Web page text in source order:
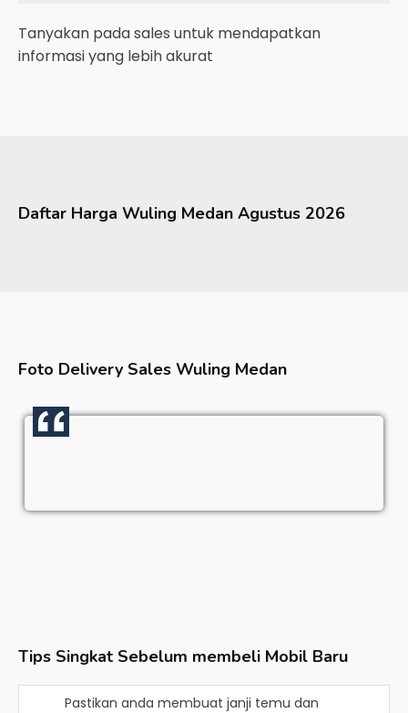
Tanyakan pada sales untuk mendapatkan
informasi yang lebih akurat
Daftar Harga Wuling Medan Agustus 2026
Foto Delivery Sales Wuling Medan
Tips Singkat Sebelum membeli Mobil Baru
Pastikan anda membuat janji temu dan